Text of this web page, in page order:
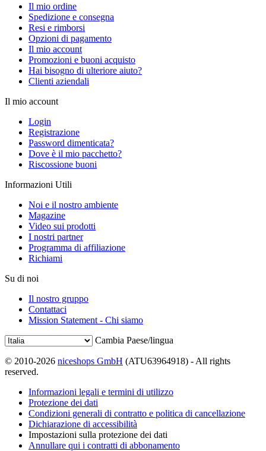
Il mio ordine
Spedizione e consegna
Resi e rimborsi
Opzioni di pagamento
Il mio account
Promozioni e buoni acquisto
Hai bisogno di ulteriore aiuto?
Clienti aziendali
Il mio account
Login
Registrazione
Password dimenticata?
Dove è il mio pacchetto?
Riscossione buoni
Informazioni Utili
Noi e il nostro ambiente
Magazine
Video sui prodotti
I nostri partner
Programma di affiliazione
Richiami
Su di noi
Il nostro gruppo
Contattaci
Mission Statement - Chi siamo
Cambia Paese/lingua
© 2010-2026 niceshops GmbH (ATU63964918) - All rights
reserved.
Informazioni legali e termini di utilizzo
Protezione dei dati
Condizioni generali di contratto e politica di cancellazione
Dichiarazione di accessibilità
Impostazioni sulla protezione dei dati
Annullare qui i contratti di abbonamento